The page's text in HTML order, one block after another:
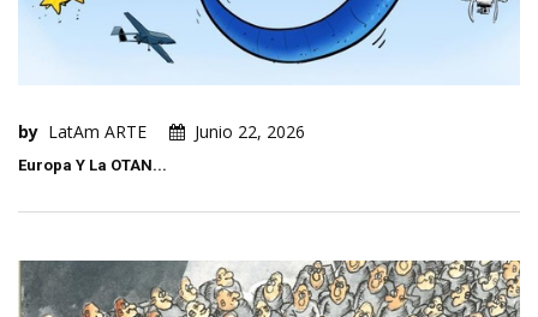
by LatAm ARTE Junio 22, 2026
Europa Y La OTAN...